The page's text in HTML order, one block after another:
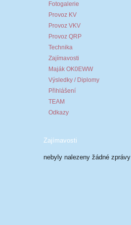
Fotogalerie
Provoz KV
Provoz VKV
Provoz QRP
Technika
Zajímavosti
Maják OK0EWW
Výsledky / Diplomy
Přihlášení
TEAM
Odkazy
Zajímavosti
nebyly nalezeny žádné zprávy